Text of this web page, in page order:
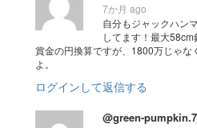
7か月 ago
自分もジャックハン
してます！最大58cm
賞金の円換算ですが、1800万じゃ
よ。
ログインして返信する
@green-pumpkin.7